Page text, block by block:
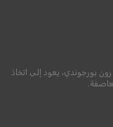
بورجوندي، يعود إلى اتخاذ